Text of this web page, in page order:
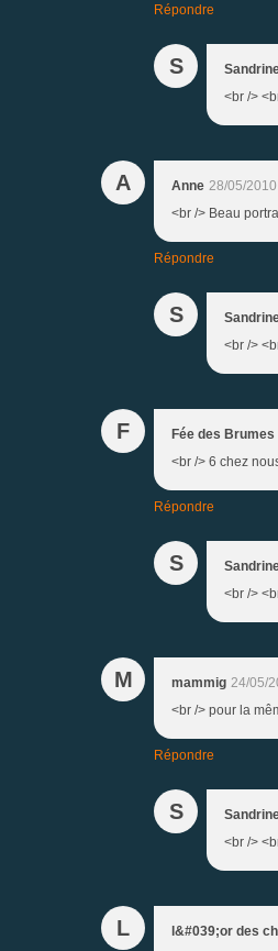
Répondre
S
<br />
A Anne 28/05/
<br /> Beau
Répondre
S
<br />
F Fée des Brumes
<br /> 6 chez
Répondre
S
<br />
M mammig 24/05/
<br /> pour la
Répondre
S
<br />
L l&#039;or des